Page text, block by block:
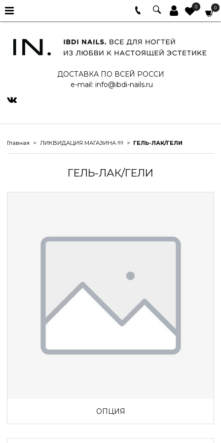
0 0
ДОСТАВКА ПО ВСЕЙ РОССИ
e-mail: info@ibdi-nails.ru
Главная ЛИКВИДАЦИЯ МАГАЗИНА !!!! ГЕЛЬ-ЛАК/ГЕЛИ
ГЕЛЬ-ЛАК/ГЕЛИ
ОПЦИЯ